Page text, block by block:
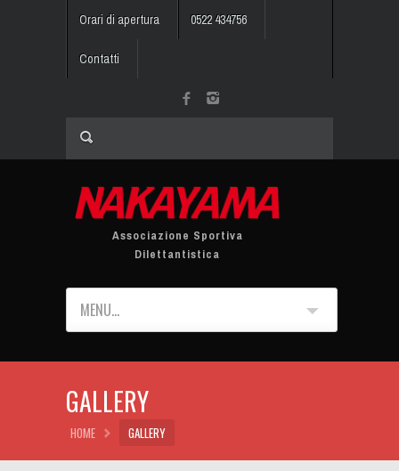
Orari di apertura 0522 434756
Contatti
Associazione Sportiva
Dilettantistica
MENU...
GALLERY
HOME GALLERY